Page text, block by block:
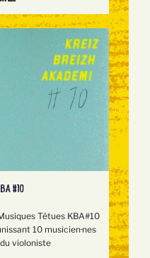
#10
Têtues KBA#10
10 musicien·nes
violoniste